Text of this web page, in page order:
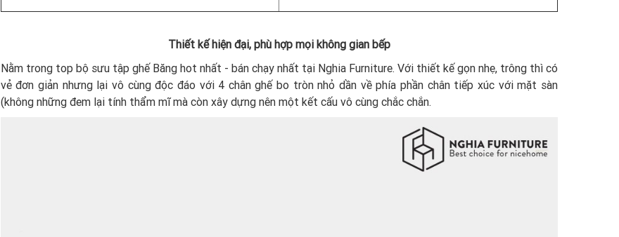
Thiết kế hiện đại, phù hợp mọi không gian bếp
Nằm trong top bộ sưu tập ghế Băng hot nhất - bán chạy nhất tại Nghia Furniture. Với thiết kế gọn nhẹ, trông thì có
vẻ đơn giản nhưng lại vô cùng độc đáo với 4 chân ghế bo tròn nhỏ dần về phía phần chân tiếp xúc với mặt sàn
(không những đem lại tính thẩm mĩ mà còn xây dựng nên một kết cấu vô cùng chắc chắn.